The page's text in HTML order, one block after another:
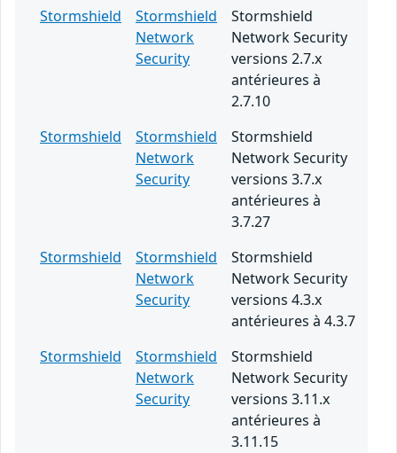
Stormshield
Stormshield
Network
Security
Stormshield
Network Security
versions 2.7.x
antérieures à
2.7.10
Stormshield
Stormshield
Network
Security
Stormshield
Network Security
versions 3.7.x
antérieures à
3.7.27
Stormshield
Stormshield
Network
Security
Stormshield
Network Security
versions 4.3.x
antérieures à 4.3.7
Stormshield
Stormshield
Network
Security
Stormshield
Network Security
versions 3.11.x
antérieures à
3.11.15